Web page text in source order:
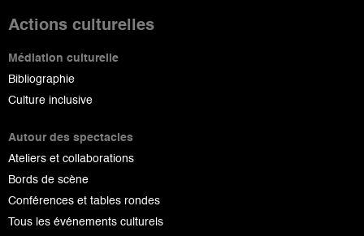
Actions culturelles
Médiation culturelle
Bibliographie
Culture inclusive
Autour des spectacles
Ateliers et collaborations
Bords de scène
Conférences et tables rondes
Tous les événements culturels